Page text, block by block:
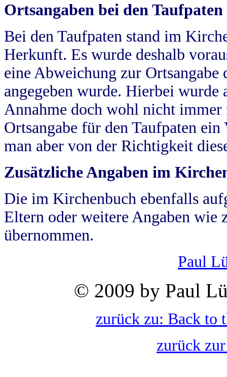
Ortsangaben bei den Taufpaten
Bei den Taufpaten stand im
Herkunft. Es wurde deshalb
eine Abweichung zur
angegeben wurde. Hierbei wurde
Annahme doch wohl nicht
Ortsangabe für den Taufpaten
man aber von der Richtigkeit
Zusätzliche Angaben im
Die im Kirchenbuch ebenfalls
Eltern oder weitere Angaben wie
übernommen.
Paul
© 2009 by Paul
zurück zu: Back to
zurück